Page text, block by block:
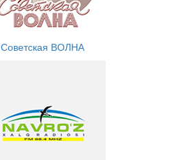
Советская ВОЛНА